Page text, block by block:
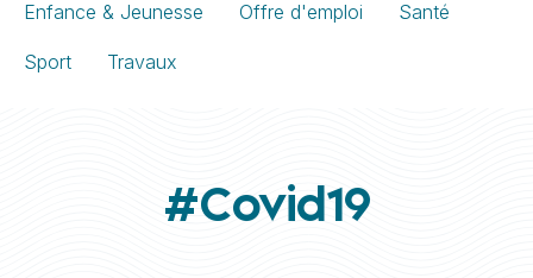
Enfance & Jeunesse Offre d'emploi Santé
Sport Travaux
#Covid19